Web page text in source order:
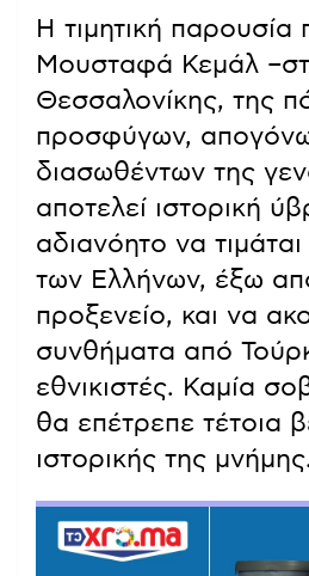
Η τιμητική παρουσία
Μουσταφά Κεμάλ
Θεσσαλονίκης, της
προσφύγων,
διασωθέντων της
αποτελεί ιστορική
αδιανόητο να
των Ελλήνων, έξω
προξενείο, και να
συνθήματα από
εθνικιστές. Καμία
θα επέτρεπε τέτοια
ιστορικής της μνήμης.